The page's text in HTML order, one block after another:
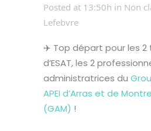
Posted at 13:50h in Non
Lefebvre
✈️ Top départ pour les 2
d’ESAT, les 2
administratrices du
APEI d’Arras et de
(GAM) !